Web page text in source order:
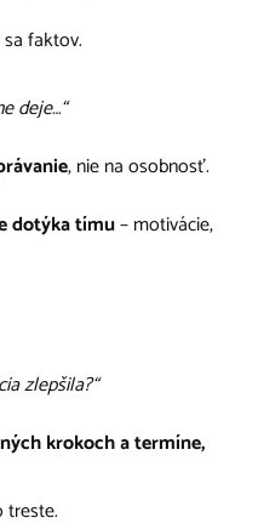
faktov.
deje…“
, nie na osobnosť.
dotýka tímu– motivácie,
zlepšila?“
krokoch a termíne,
treste.